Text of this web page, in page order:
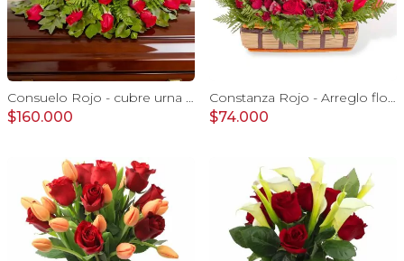
Consuelo Rojo - cubre urna con 40 rosas ecuatorianas rojo
$160.000
Constanza Rojo - Arreglo floral en canasto con gerberas, rosas, minirosas y astromelias rojas
$74.000